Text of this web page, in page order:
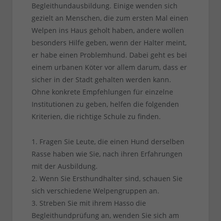
Begleithundausbildung. Einige wenden sich
gezielt an Menschen, die zum ersten Mal einen
Welpen ins Haus geholt haben, andere wollen
besonders Hilfe geben, wenn der Halter meint,
er habe einen Problemhund. Dabei geht es bei
einem urbanen Köter vor allem darum, dass er
sicher in der Stadt gehalten werden kann.
Ohne konkrete Empfehlungen für einzelne
Institutionen zu geben, helfen die folgenden
Kriterien, die richtige Schule zu finden.
1. Fragen Sie Leute, die einen Hund derselben
Rasse haben wie Sie, nach ihren Erfahrungen
mit der Ausbildung.
2. Wenn Sie Ersthundhalter sind, schauen Sie
sich verschiedene Welpengruppen an.
3. Streben Sie mit ihrem Hasso die
Begleithundprüfung an, wenden Sie sich am